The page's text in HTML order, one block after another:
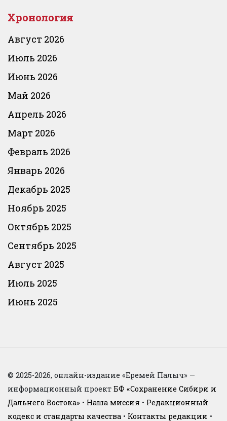
Хронология
Август 2026
Июль 2026
Июнь 2026
Май 2026
Апрель 2026
Март 2026
Февраль 2026
Январь 2026
Декабрь 2025
Ноябрь 2025
Октябрь 2025
Сентябрь 2025
Август 2025
Июль 2025
Июнь 2025
© 2025-2026, онлайн-издание «Еремей Палыч» —
информационный проект БФ «Сохранение Сибири и
Дальнего Востока» • Наша миссия • Редакционный
кодекс и стандарты качества • Контакты редакции •